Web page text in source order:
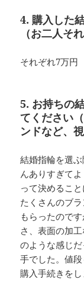
4. 購入した
（お二人そ
それぞれ7万円
5. お持ちの
てください
ンドなど、
結婚指輪を選
んありすぎて
って決めること
たくさんのブ
もらったので
さ、表面の加
のような感じ
手でした。値
購入手続きをし